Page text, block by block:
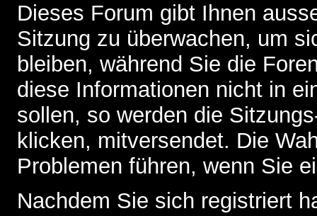
Dieses Forum gibt Ihnen
Sitzung zu überwachen, um
bleiben, während Sie die
diese Informationen nicht in
sollen, so werden die
klicken, mitversendet. Die
Problemen führen, wenn Sie
Nachdem Sie sich registriert